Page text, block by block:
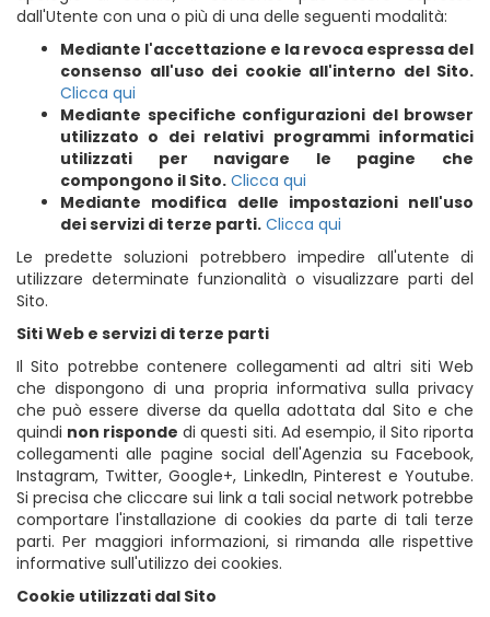
dall'Utente con una o più di una delle seguenti modalità:
Mediante l'accettazione e la revoca espressa del
consenso all'uso dei cookie all'interno del Sito.
Clicca qui
Mediante specifiche configurazioni del browser
utilizzato o dei relativi programmi informatici
utilizzati per navigare le pagine che
compongono il Sito. Clicca qui
Mediante modifica delle impostazioni nell'uso
dei servizi di terze parti. Clicca qui
Le predette soluzioni potrebbero impedire all'utente di
utilizzare determinate funzionalità o visualizzare parti del
Sito.
Siti Web e servizi di terze parti
Il Sito potrebbe contenere collegamenti ad altri siti Web
che dispongono di una propria informativa sulla privacy
che può essere diverse da quella adottata dal Sito e che
quindi non risponde di questi siti. Ad esempio, il Sito riporta
collegamenti alle pagine social dell'Agenzia su Facebook,
Instagram, Twitter, Google+, LinkedIn, Pinterest e Youtube.
Si precisa che cliccare sui link a tali social network potrebbe
comportare l'installazione di cookies da parte di tali terze
parti. Per maggiori informazioni, si rimanda alle rispettive
informative sull'utilizzo dei cookies.
Cookie utilizzati dal Sito